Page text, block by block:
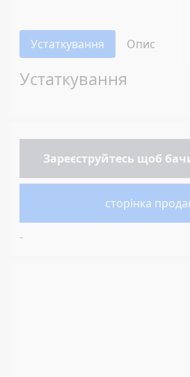
Устаткування Опис
Устаткування
Зареєструйтесь щоб
сторінка
-